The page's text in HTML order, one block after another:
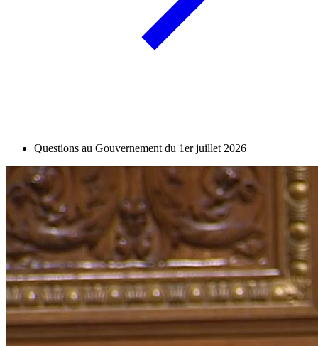
Questions au Gouvernement du 1er juillet 2026